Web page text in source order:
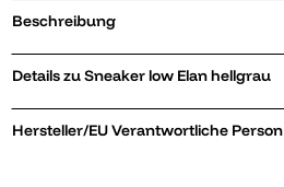
Beschreibung
Details zu Sneaker low Elan hellgrau
Hersteller/EU Verantwortliche Person